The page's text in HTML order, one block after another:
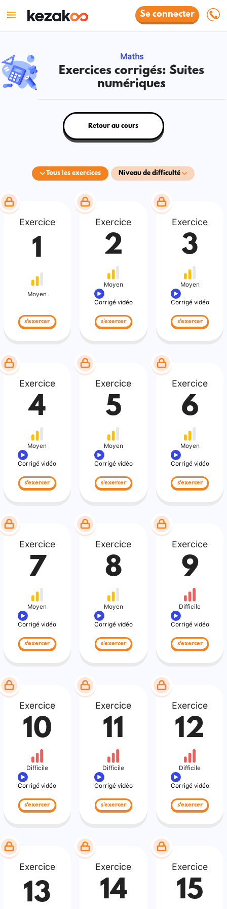
Se connecter
Maths
Exercices corrigés: Suites
numériques
Tous les exercices Niveau de difficulté
Retour au cours
Exercice
1
Moyen
s'exercer
Exercice
2
Moyen
Corrigé vidéo
s'exercer
Exercice
3
Moyen
Corrigé vidéo
s'exercer
Exercice
4
Moyen
Corrigé vidéo
s'exercer
Exercice
5
Moyen
Corrigé vidéo
s'exercer
Exercice
6
Moyen
Corrigé vidéo
s'exercer
Exercice
7
Moyen
Corrigé vidéo
s'exercer
Exercice
8
Moyen
Corrigé vidéo
s'exercer
Exercice
9
Difficile
Corrigé vidéo
s'exercer
Exercice
10
Difficile
Corrigé vidéo
s'exercer
Exercice
11
Difficile
Corrigé vidéo
s'exercer
Exercice
12
Difficile
Corrigé vidéo
s'exercer
Exercice
13
Exercice
14
Exercice
15